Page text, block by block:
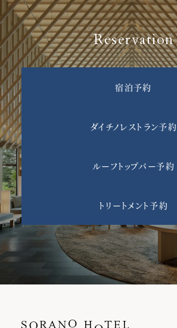
Reservation
宿泊予約
ダイチノレストラン予約
ルーフトップバー予約
トリートメント予約